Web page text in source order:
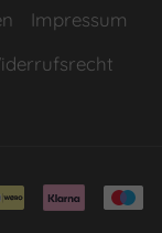
Impressum